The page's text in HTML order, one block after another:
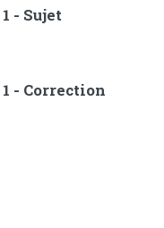
- Sujet
- Correction